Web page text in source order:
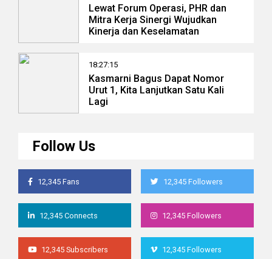
Lewat Forum Operasi, PHR dan
Mitra Kerja Sinergi Wujudkan
Kinerja dan Keselamatan
18:27:15
Kasmarni Bagus Dapat Nomor
Urut 1, Kita Lanjutkan Satu Kali
Lagi
Follow Us
12,345 Fans 12,345 Followers
12,345 Connects 12,345 Followers
12,345 Subscribers 12,345 Followers